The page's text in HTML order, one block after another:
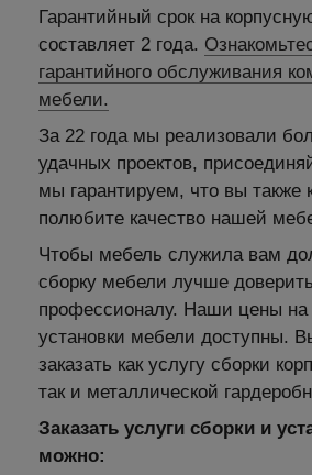
Гарантийный срок на
составляет 2 года.
гарантийного обслуживания
мебели.
За 22 года мы реализовали
удачных проектов,
мы гарантируем, что вы также
полюбите качество нашей
Чтобы мебель служила вам
сборку мебели лучше доверить
профессионалу. Наши цены на
установки мебели доступны.
заказать как услугу сборки
так и металлической
Заказать услуги сборки и
можно: